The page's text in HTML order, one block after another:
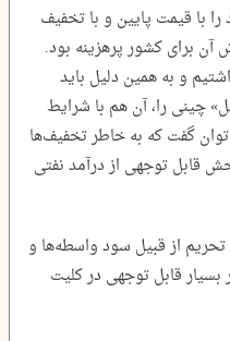
با قیمت پایین و با تخفیف
برای کشور پرهزینه بود.
و به همین دلیل باید
چینی را، آن هم با شرایط
گفت که به خاطر تخفیف‌ها
قابل توجهی از درآمد نفتی
تحریم از قبیل سود واسطه‌ها و
قابل توجهی در کلیت